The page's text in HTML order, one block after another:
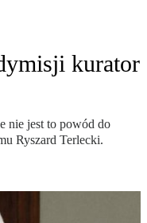
kurator
nie jest to powód do
Ryszard Terlecki.